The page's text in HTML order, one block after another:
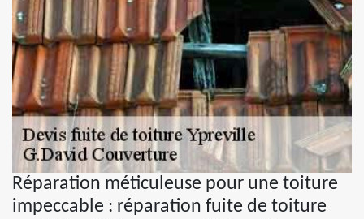
Réparation méticuleuse pour une toiture
impeccable : réparation fuite de toiture